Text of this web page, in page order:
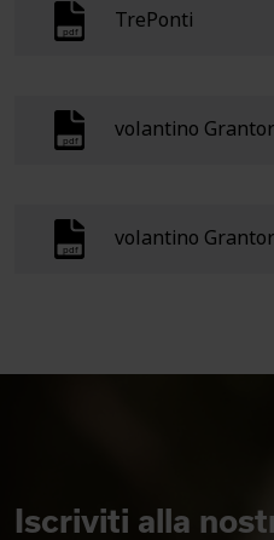
TrePonti
volantino
volantino
Iscriviti alla